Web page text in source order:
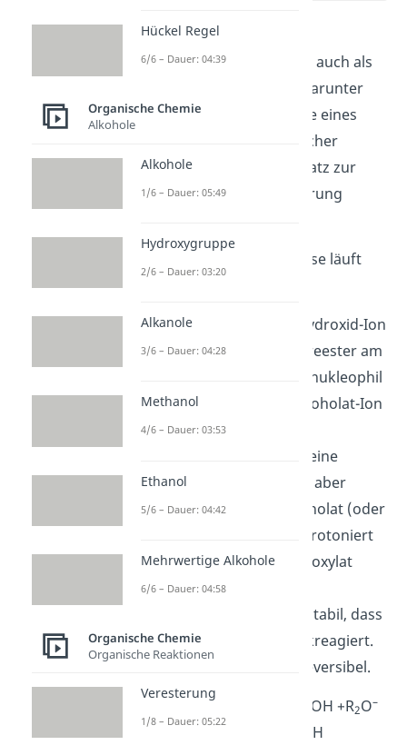
Diealkalische
Esterhydrolyse
kannst du auch als
bezeichnen. Darunter
verstehst du die Hydrolyse eines
Esters in wässriger, basischer
Lösung. Sie ist im Gegensatz zur
Rückreaktion der Veresterung
Die basische Esterhydrolyse läuft
Zunächst greift das Hydroxid-Ion
(OH–) den Carbonsäureester am
Carbonyl-Kohlenstoff nukleophil
an. Dabei wird das Alkoholat-Ion
(R2O–) abgespalten.
Außerdem bildet sich eine
Carbonsäure. Sie wird aber
sofort durch das Alkoholat (oder
) deprotoniert
— und zwar zum Carboxylat
(R1COO–).
Das Carboxylat ist so stabil, dass
es nicht wieder zurückreagiert.
Der Schritt ist also irreversibel.
+ OH COOH +R2O–
OH
Hückel Regel
6/6 – Dauer: 04:39
Organische Chemie
Alkohole
Alkohole
1/6 – Dauer: 05:49
Hydroxygruppe
2/6 – Dauer: 03:20
Alkanole
3/6 – Dauer: 04:28
Methanol
4/6 – Dauer: 03:53
Ethanol
5/6 – Dauer: 04:42
Mehrwertige Alkohole
6/6 – Dauer: 04:58
Organische Chemie
Organische Reaktionen
Veresterung
1/8 – Dauer: 05:22